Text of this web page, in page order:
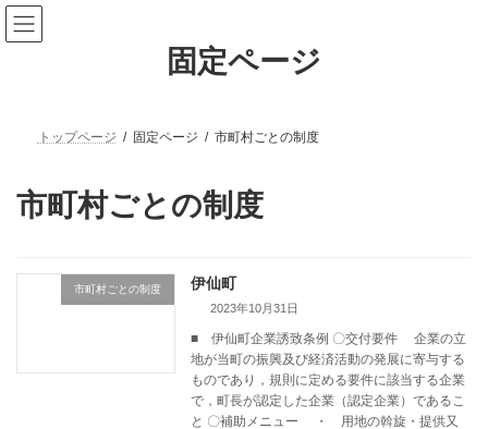
固定ページ
トップページ 固定ページ 市町村ごとの制度
市町村ごとの制度
市町村ごとの制度 伊仙町
2023年10月31日
■ 伊仙町企業誘致条例 〇交付要件 企業の立
地が当町の振興及び経済活動の発展に寄与する
ものであり，規則に定める要件に該当する企業
で，町長が認定した企業（認定企業）であるこ
と 〇補助メニュー ・ 用地の斡旋・提供又